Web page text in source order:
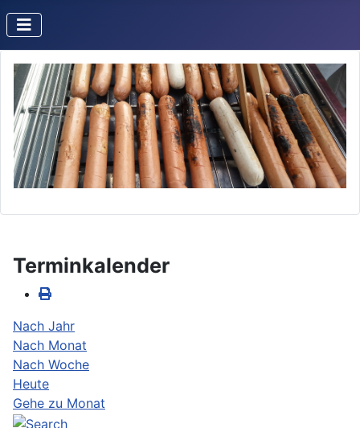
Terminkalender
Nach Jahr
Nach Monat
Nach Woche
Heute
Gehe zu Monat